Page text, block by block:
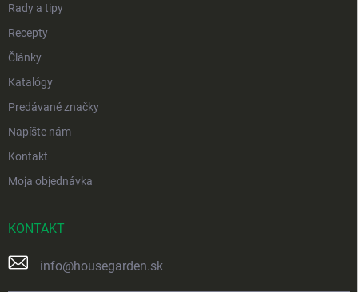
Rady a tipy
Recepty
Články
Katalógy
Predávané značky
Napíšte nám
Kontakt
Moja objednávka
KONTAKT
info@housegarden.sk